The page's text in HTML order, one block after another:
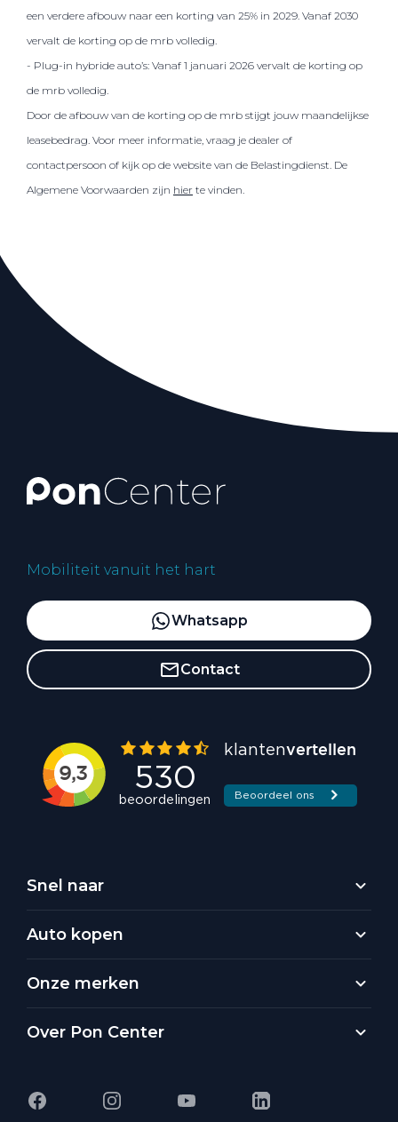
een verdere afbouw naar een korting van 25% in 2029. Vanaf 2030
vervalt de korting op de mrb volledig.
- Plug-in hybride auto’s: Vanaf 1 januari 2026 vervalt de korting op
de mrb volledig.
Door de afbouw van de korting op de mrb stijgt jouw maandelijkse
leasebedrag. Voor meer informatie, vraag je dealer of
contactpersoon of kijk op de website van de Belastingdienst. De
Algemene Voorwaarden zijn hier te vinden.
Mobiliteit vanuit het hart
Whatsapp
Contact
Snel naar
Auto kopen
Onze merken
Over Pon Center